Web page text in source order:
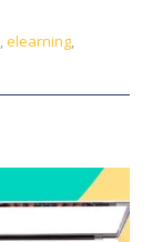
,elearning,